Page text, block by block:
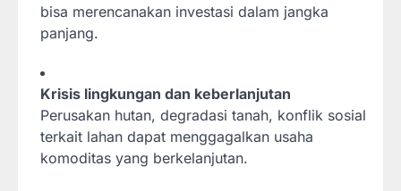
bisa merencanakan investasi dalam jangka
panjang.
Krisis lingkungan dan keberlanjutan
Perusakan hutan, degradasi tanah, konflik sosial
terkait lahan dapat menggagalkan usaha
komoditas yang berkelanjutan.